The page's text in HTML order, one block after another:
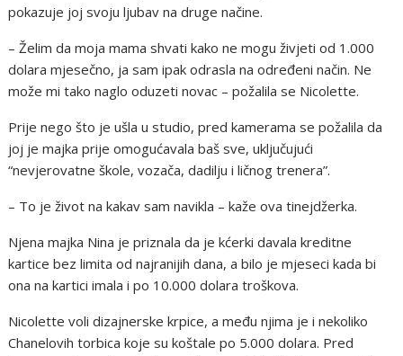
pokazuje joj svoju ljubav na druge načine.
– Želim da moja mama shvati kako ne mogu živjeti od 1.000
dolara mjesečno, ja sam ipak odrasla na određeni način. Ne
može mi tako naglo oduzeti novac – požalila se Nicolette.
Prije nego što je ušla u studio, pred kamerama se požalila da
joj je majka prije omogućavala baš sve, uključujući
“nevjerovatne škole, vozača, dadilju i ličnog trenera”.
– To je život na kakav sam navikla – kaže ova tinejdžerka.
Njena majka Nina je priznala da je kćerki davala kreditne
kartice bez limita od najranijih dana, a bilo je mjeseci kada bi
ona na kartici imala i po 10.000 dolara troškova.
Nicolette voli dizajnerske krpice, a među njima je i nekoliko
Chanelovih torbica koje su koštale po 5.000 dolara. Pred